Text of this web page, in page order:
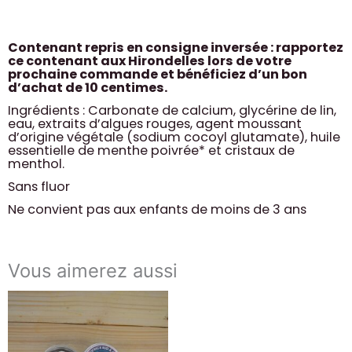
Contenant repris en consigne inversée : rapportez
ce contenant aux Hirondelles lors de votre
prochaine commande et bénéficiez d’un bon
d’achat de 10 centimes.
Ingrédients : Carbonate de calcium, glycérine de lin,
eau, extraits d’algues rouges, agent moussant
d’origine végétale (sodium cocoyl glutamate), huile
essentielle de menthe poivrée* et cristaux de
menthol.
Sans fluor
Ne convient pas aux enfants de moins de 3 ans
Vous aimerez aussi